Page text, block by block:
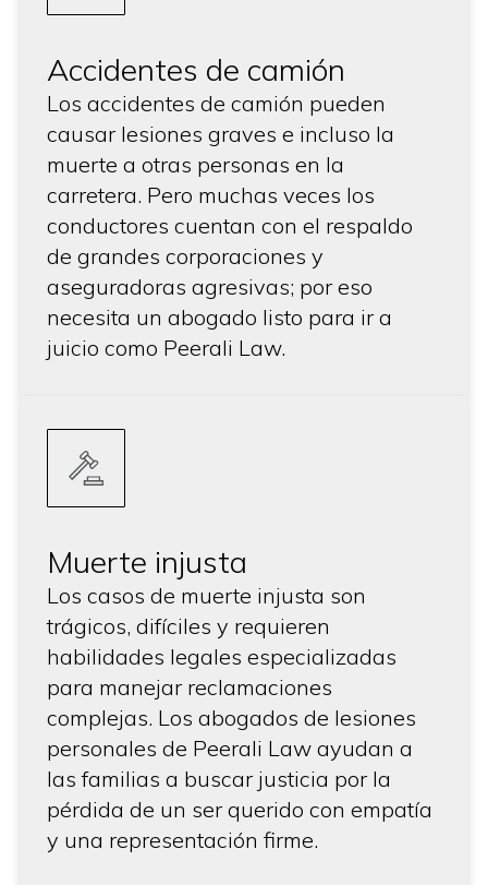
Accidentes de camión
Los accidentes de camión pueden
causar lesiones graves e incluso la
muerte a otras personas en la
carretera. Pero muchas veces los
conductores cuentan con el respaldo
de grandes corporaciones y
aseguradoras agresivas; por eso
necesita un abogado listo para ir a
juicio como Peerali Law.
Muerte injusta
Los casos de muerte injusta son
trágicos, difíciles y requieren
habilidades legales especializadas
para manejar reclamaciones
complejas. Los abogados de lesiones
personales de Peerali Law ayudan a
las familias a buscar justicia por la
pérdida de un ser querido con empatía
y una representación firme.